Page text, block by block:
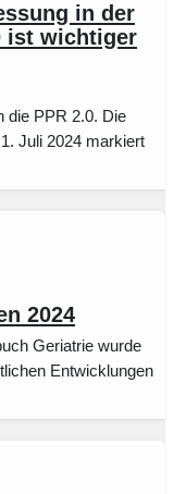
in der
ist wichtiger
die PPR 2.0. Die
Juli 2024 markiert
2024
Geriatrie wurde
Entwicklungen